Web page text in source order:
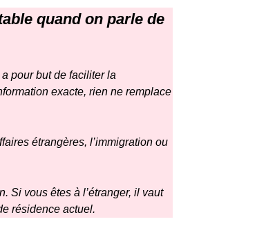
quand on parle de
pour but de faciliter la
exacte, rien ne remplace
étrangères, l’immigration ou
Si vous êtes à l’étranger, il vaut
résidence actuel.